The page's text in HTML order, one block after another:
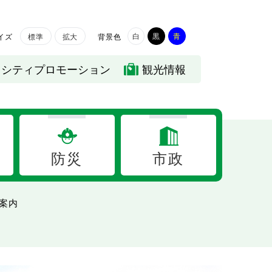
ズ 標準 拡大 背景色 白 黒 青
シティプロモーション 観光情報
防災 市政
内